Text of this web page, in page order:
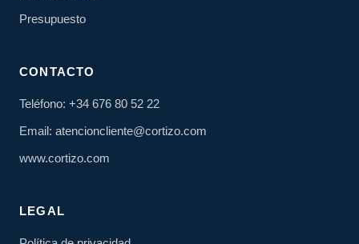
Presupuesto
CONTACTO
Teléfono: +34 676 80 52 22
Email: atencioncliente@cortizo.com
www.cortizo.com
LEGAL